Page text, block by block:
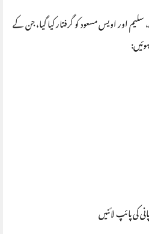
اور اویس مسعود کو گرفتار کیا گیا، جن کے